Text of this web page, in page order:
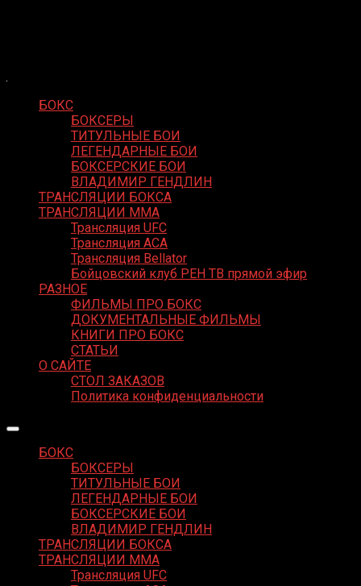
БОКС
БОКСЕРЫ
ТИТУЛЬНЫЕ БОИ
ЛЕГЕНДАРНЫЕ БОИ
БОКСЕРСКИЕ БОИ
ВЛАДИМИР ГЕНДЛИН
ТРАНСЛЯЦИИ БОКСА
ТРАНСЛЯЦИИ MMA
Трансляция UFC
Трансляция ACA
Трансляция Bellator
Бойцовский клуб РЕН ТВ прямой эфир
РАЗНОЕ
ФИЛЬМЫ ПРО БОКС
ДОКУМЕНТАЛЬНЫЕ ФИЛЬМЫ
КНИГИ ПРО БОКС
СТАТЬИ
О САЙТЕ
СТОЛ ЗАКАЗОВ
Политика конфиденциальности
БОКС
БОКСЕРЫ
ТИТУЛЬНЫЕ БОИ
ЛЕГЕНДАРНЫЕ БОИ
БОКСЕРСКИЕ БОИ
ВЛАДИМИР ГЕНДЛИН
ТРАНСЛЯЦИИ БОКСА
ТРАНСЛЯЦИИ MMA
Трансляция UFC